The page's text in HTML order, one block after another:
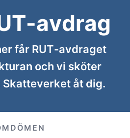
avdrag
får RUT-avdraget
och vi sköter
Skatteverket åt dig.